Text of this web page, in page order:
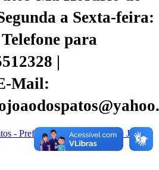
a Sexta-feira:
Telefone para
|
Mail:
- Prefeitura Municipal de São João